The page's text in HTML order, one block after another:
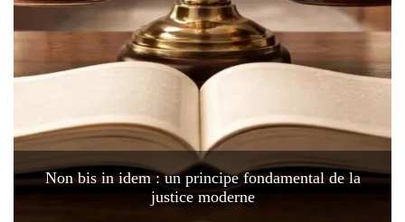
Non bis in idem : un principe fondamental de la
justice moderne